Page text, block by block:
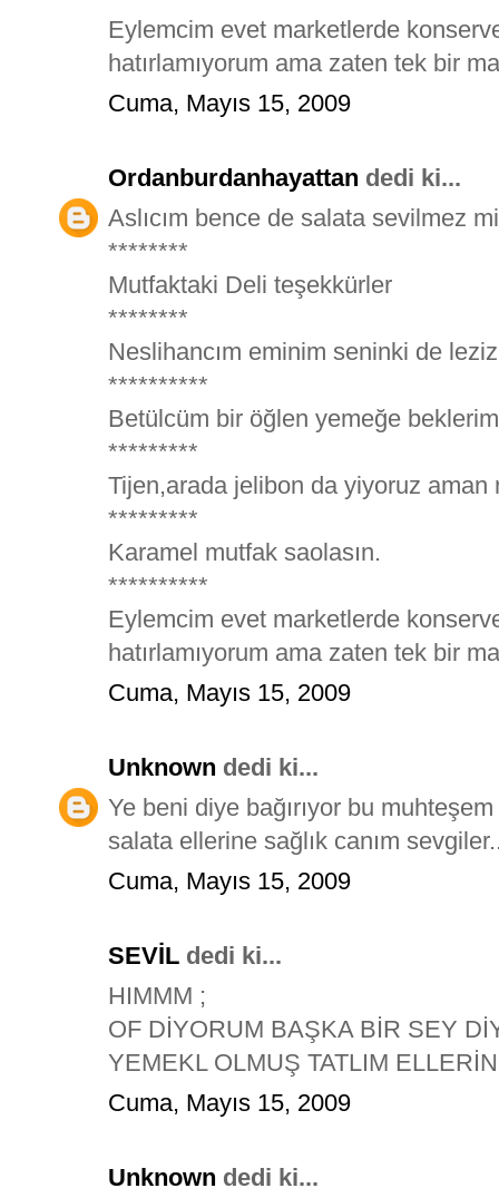
Eylemcim evet marketlerde
hatırlamıyorum ama zaten tek bir
Cuma, Mayıs 15, 2009
Ordanburdanhayattan dedi ki...
Aslıcım bence de salata sevilmez
********
Mutfaktaki Deli teşekkürler
********
Neslihancım eminim seninki de
**********
Betülcüm bir öğlen yemeğe
*********
Tijen,arada jelibon da yiyoruz
*********
Karamel mutfak saolasın.
**********
Eylemcim evet marketlerde
hatırlamıyorum ama zaten tek bir
Cuma, Mayıs 15, 2009
Unknown dedi ki...
Ye beni diye bağırıyor bu muhteşem
salata ellerine sağlık canım
Cuma, Mayıs 15, 2009
SEVİL dedi ki...
HIMMM ;
OF DİYORUM BAŞKA BİR SEY
YEMEKL OLMUŞ TATLIM
Cuma, Mayıs 15, 2009
Unknown dedi ki...